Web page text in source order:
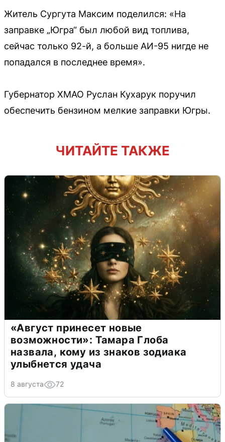
Житель Сургута Максим поделился: «На
заправке „Югра“ был любой вид топлива,
сейчас только 92-й, а больше АИ-95 нигде не
попадался в последнее время».
Губернатор ХМАО Руслан Кухарук поручил
обеспечить бензином мелкие заправки Югры.
ЧИТАЙТЕ ТАКЖЕ
«Август принесет новые
возможности»: Тамара Глоба
назвала, кому из знаков зодиака
улыбнется удача
8 августа 72